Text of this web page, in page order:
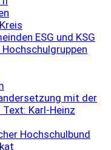
ESG und KSG
mit der
Karl-Heinz
Hochschulbund